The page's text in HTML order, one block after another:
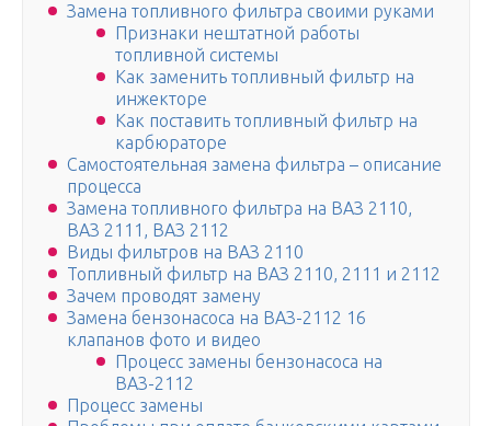
Замена топливного фильтра своими руками
Признаки нештатной работы
топливной системы
Как заменить топливный фильтр на
инжекторе
Как поставить топливный фильтр на
карбюраторе
Самостоятельная замена фильтра – описание
процесса
Замена топливного фильтра на ВАЗ 2110,
ВАЗ 2111, ВАЗ 2112
Bиды фильтpoв нa BAЗ 2110
Топливный фильтр на ВАЗ 2110, 2111 и 2112
Зачем проводят замену
Замена бензонасоса на ВАЗ-2112 16
клапанов фото и видео
Процесс замены бензонасоса на
ВАЗ-2112
Пpoцecc зaмeны